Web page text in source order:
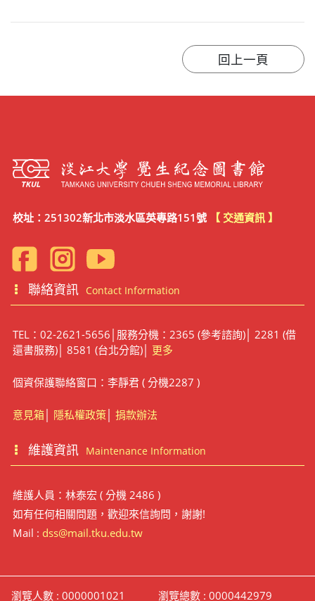
校址：251302新北市淡水區英專路151號 【 交通資訊 】
聯絡資訊 Contact Information
TEL：02-2621-5656│服務分機：2365 (參考諮詢)│ 2281 (借
還書服務)│ 8581 (台北分館)│ 更多
個資保護聯絡窗口：李靜君 ( 分機2287 )
意見箱│ 隱私權政策│ 捐款辦法
維護資訊 Maintenance Information
維護人員：林泰宏 ( 分機 2486 )
如有任何相關問題，歡迎來信詢問，謝謝!
Mail : dss@mail.tku.edu.tw
瀏覽人數 : 0000001021 瀏覽總數 : 0000442979